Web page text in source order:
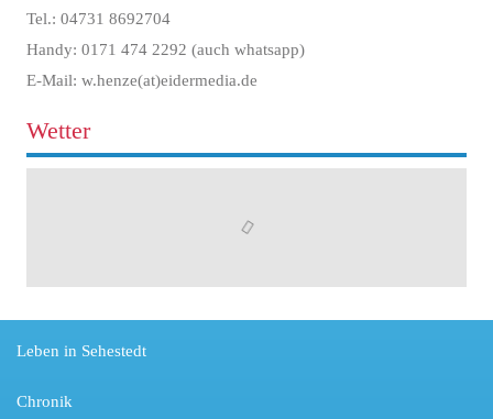
Tel.: 04731 8692704
Handy: 0171 474 2292 (auch whatsapp)
E-Mail: w.henze(at)eidermedia.de
Wetter
Leben in Sehestedt
Chronik